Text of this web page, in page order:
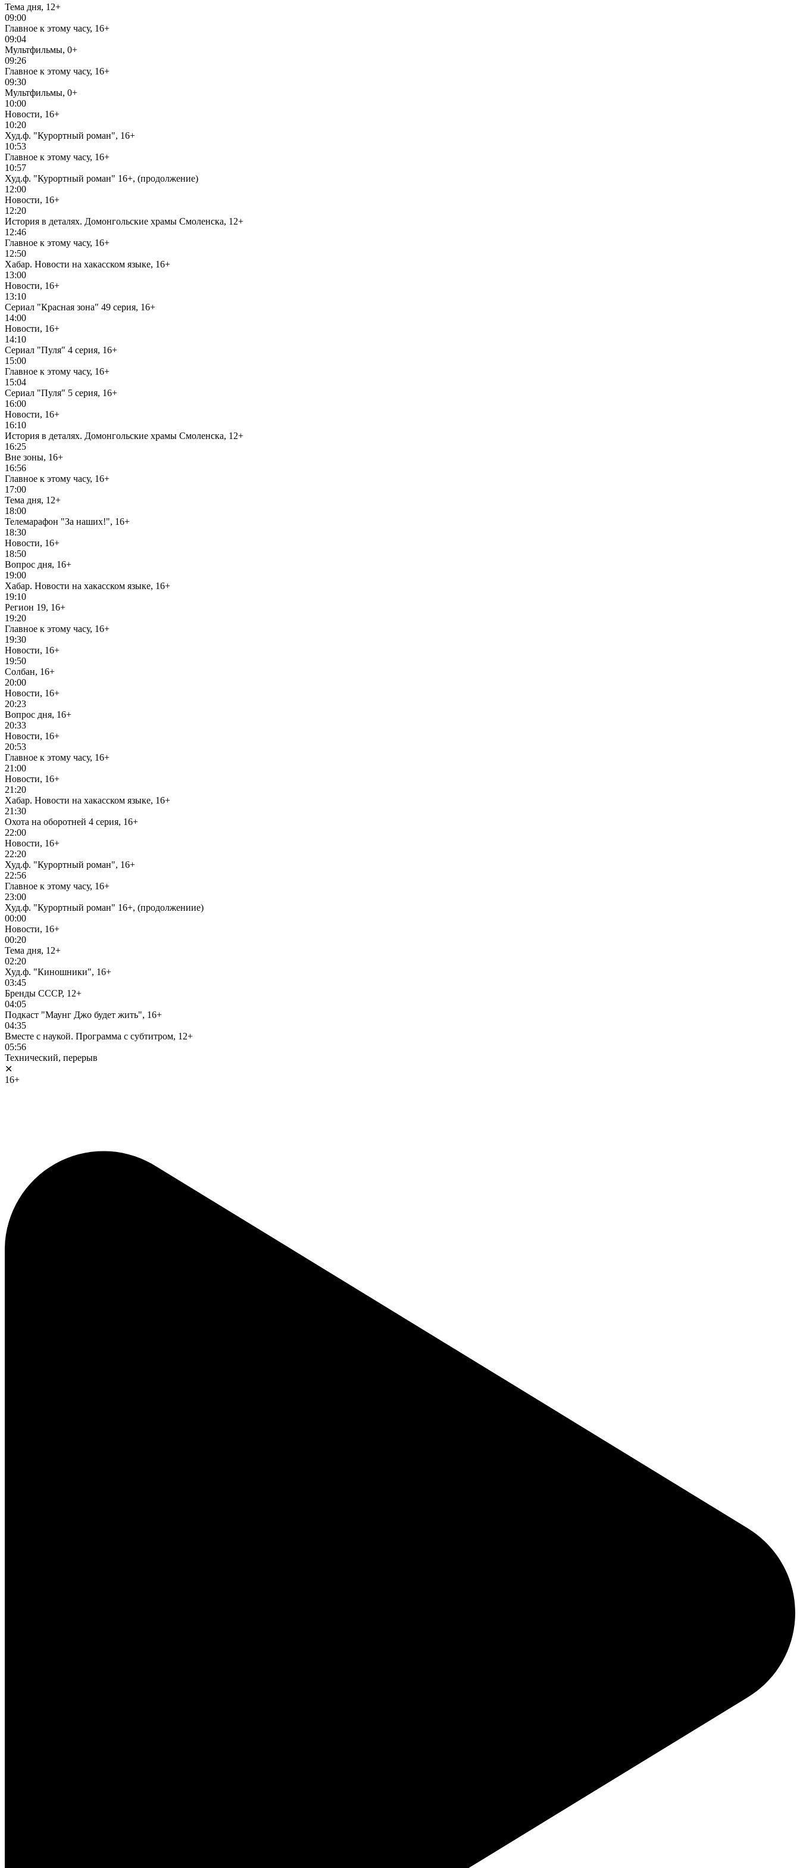
Тема дня, 12+
09:00
Главное к этому часу, 16+
09:04
Мультфильмы, 0+
09:26
Главное к этому часу, 16+
09:30
Мультфильмы, 0+
10:00
Новости, 16+
10:20
Худ.ф. "Курортный роман", 16+
10:53
Главное к этому часу, 16+
10:57
Худ.ф. "Курортный роман" 16+, (продолжение)
12:00
Новости, 16+
12:20
История в деталях. Домонгольские храмы Смоленска, 12+
12:46
Главное к этому часу, 16+
12:50
Хабар. Новости на хакасском языке, 16+
13:00
Новости, 16+
13:10
Сериал "Красная зона" 49 серия, 16+
14:00
Новости, 16+
14:10
Сериал "Пуля" 4 серия, 16+
15:00
Главное к этому часу, 16+
15:04
Сериал "Пуля" 5 серия, 16+
16:00
Новости, 16+
16:10
История в деталях. Домонгольские храмы Смоленска, 12+
16:25
Вне зоны, 16+
16:56
Главное к этому часу, 16+
17:00
Тема дня, 12+
18:00
Телемарафон "За наших!", 16+
18:30
Новости, 16+
18:50
Вопрос дня, 16+
19:00
Хабар. Новости на хакасском языке, 16+
19:10
Регион 19, 16+
19:20
Главное к этому часу, 16+
19:30
Новости, 16+
19:50
Солбан, 16+
20:00
Новости, 16+
20:23
Вопрос дня, 16+
20:33
Новости, 16+
20:53
Главное к этому часу, 16+
21:00
Новости, 16+
21:20
Хабар. Новости на хакасском языке, 16+
21:30
Охота на оборотней 4 серия, 16+
22:00
Новости, 16+
22:20
Худ.ф. "Курортный роман", 16+
22:56
Главное к этому часу, 16+
23:00
Худ.ф. "Курортный роман" 16+, (продолжениие)
00:00
Новости, 16+
00:20
Тема дня, 12+
02:20
Худ.ф. "Киношники", 16+
03:45
Бренды СССР, 12+
04:05
Подкаст "Маунг Джо будет жить", 16+
04:35
Вместе с наукой. Программа с субтитром, 12+
05:56
Технический, перерыв
✕
16+